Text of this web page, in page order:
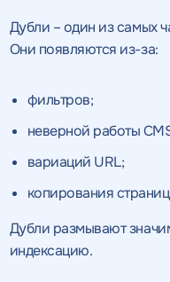
Дубли – один из самых
Они появляются из-за:
фильтров;
неверной работы
вариаций URL;
копирования
Дубли размывают
индексацию.